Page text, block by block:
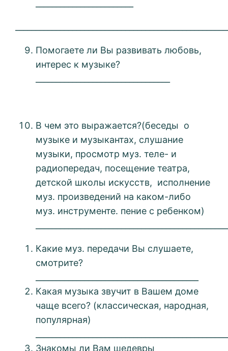
Помогаете ли Вы развивать любовь,
интерес к музыке?
В чем это выражается?(беседы о
музыке и музыкантах, слушание
музыки, просмотр муз. теле- и
радиопередач, посещение театра,
детской школы искусств, исполнение
муз. произведений на каком-либо
муз. инструменте. пение с ребенком)
Какие муз. передачи Вы слушаете,
смотрите?
Какая музыка звучит в Вашем доме
чаще всего? (классическая, народная,
популярная)
Знакомы ли Вам шедевры